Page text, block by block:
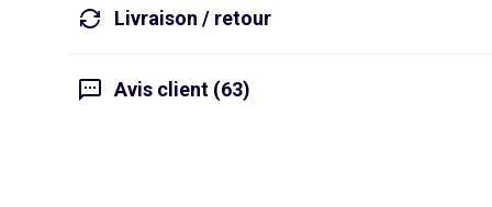
Livraison / retour
Avis client (63)